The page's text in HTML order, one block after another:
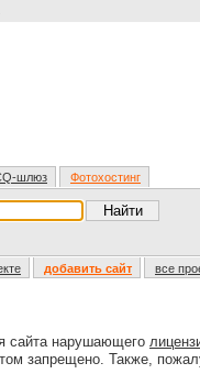
шлюз Фотохостинг
добавить сайт все
сайта нарушающего
запрещено. Также,